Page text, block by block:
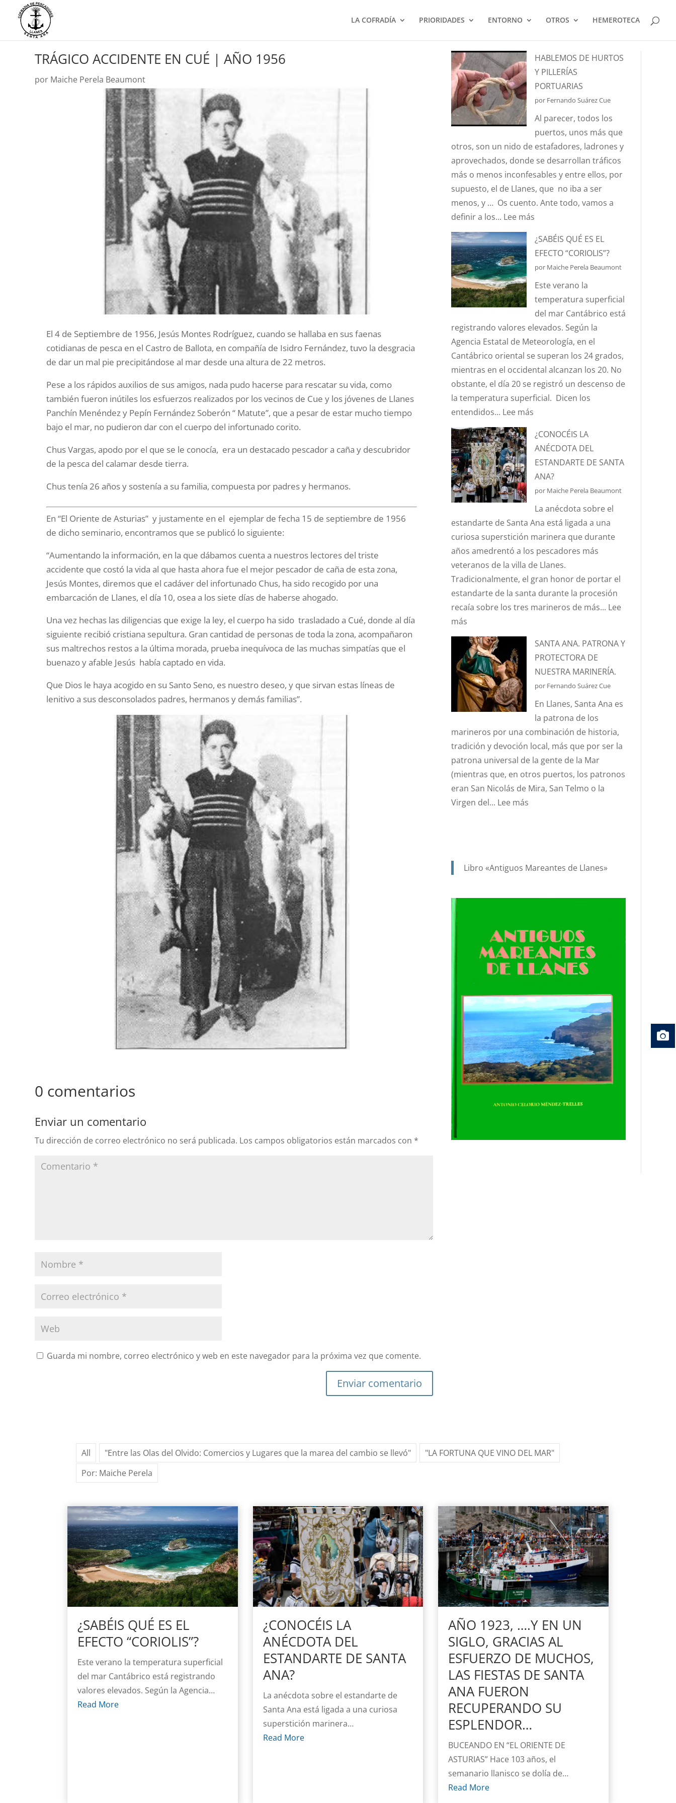
LA COFRADÍA PRIORIDADES ENTORNO OTROS HEMEROTECA
TRÁGICO ACCIDENTE EN CUÉ | AÑO 1956
por Maiche Perela Beaumont
El 4 de Septiembre de 1956, Jesús Montes Rodríguez, cuando se hallaba en sus faenas
cotidianas de pesca en el Castro de Ballota, en compañía de Isidro Fernández, tuvo la desgracia
de dar un mal pie precipitándose al mar desde una altura de 22 metros.
Pese a los rápidos auxilios de sus amigos, nada pudo hacerse para rescatar su vida, como
también fueron inútiles los esfuerzos realizados por los vecinos de Cue y los jóvenes de Llanes
Panchín Menéndez y Pepín Fernández Soberón “ Matute”, que a pesar de estar mucho tiempo
bajo el mar, no pudieron dar con el cuerpo del infortunado corito.
Chus Vargas, apodo por el que se le conocía, era un destacado pescador a caña y descubridor
de la pesca del calamar desde tierra.
Chus tenía 26 años y sostenía a su familia, compuesta por padres y hermanos.
En “El Oriente de Asturias” y justamente en el ejemplar de fecha 15 de septiembre de 1956
de dicho seminario, encontramos que se publicó lo siguiente:
“Aumentando la información, en la que dábamos cuenta a nuestros lectores del triste
accidente que costó la vida al que hasta ahora fue el mejor pescador de caña de esta zona,
Jesús Montes, diremos que el cadáver del infortunado Chus, ha sido recogido por una
embarcación de Llanes, el día 10, osea a los siete días de haberse ahogado.
Una vez hechas las diligencias que exige la ley, el cuerpo ha sido trasladado a Cué, donde al día
siguiente recibió cristiana sepultura. Gran cantidad de personas de toda la zona, acompañaron
sus maltrechos restos a la última morada, prueba inequívoca de las muchas simpatías que el
buenazo y afable Jesús había captado en vida.
Que Dios le haya acogido en su Santo Seno, es nuestro deseo, y que sirvan estas líneas de
lenitivo a sus desconsolados padres, hermanos y demás familias”.
0 comentarios
Enviar un comentario
Tu dirección de correo electrónico no será publicada. Los campos obligatorios están marcados con *
Guarda mi nombre, correo electrónico y web en este navegador para la próxima vez que comente.
Enviar comentario
HABLEMOS DE HURTOS
Y PILLERÍAS
PORTUARIAS
por Fernando Suárez Cue
Al parecer, todos los
puertos, unos más que
otros, son un nido de estafadores, ladrones y
aprovechados, donde se desarrollan tráficos
más o menos inconfesables y entre ellos, por
supuesto, el de Llanes, que no iba a ser
menos, y … Os cuento. Ante todo, vamos a
definir a los... Lee más
DE
HURTOS
Y
PILLERÍAS
PORTUARIAS
¿SABÉIS QUÉ ES EL
EFECTO “CORIOLIS”?
por Maiche Perela Beaumont
Este verano la
temperatura superficial
del mar Cantábrico está
registrando valores elevados. Según la
Agencia Estatal de Meteorología, en el
Cantábrico oriental se superan los 24 grados,
mientras en el occidental alcanzan los 20. No
obstante, el día 20 se registró un descenso de
la temperatura superficial. Dicen los
entendidos... Lee más
QUÉ
ES
EL
EFECTO
“CORIOLIS”?
¿CONOCÉIS LA
ANÉCDOTA DEL
ESTANDARTE DE SANTA
ANA?
por Maiche Perela Beaumont
La anécdota sobre el
estandarte de Santa Ana está ligada a una
curiosa superstición marinera que durante
años amedrentó a los pescadores más
veteranos de la villa de Llanes.
Tradicionalmente, el gran honor de portar el
estandarte de la santa durante la procesión
recaía sobre los tres marineros de más... Lee
más
¿CONOCÉIS
LA
ANÉCDOTA
DEL
ESTANDARTE
DE
ANA?
SANTA ANA. PATRONA Y
PROTECTORA DE
NUESTRA MARINERÍA.
por Fernando Suárez Cue
En Llanes, Santa Ana es
la patrona de los
marineros por una combinación de historia,
tradición y devoción local, más que por ser la
patrona universal de la gente de la Mar
(mientras que, en otros puertos, los patronos
eran San Nicolás de Mira, San Telmo o la
Virgen del... Lee más
PROTECTORA
NUESTRA
Libro «Antiguos Mareantes de Llanes»
All "Entre las Olas del Olvido: Comercios y Lugares que la marea del cambio se llevó"
"LA FORTUNA QUE VINO DEL MAR"
Por: Maiche Perela
¿SABÉIS QUÉ ES EL
EFECTO “CORIOLIS”?
Este verano la temperatura superficial
del mar Cantábrico está registrando
valores elevados. Según la Agencia…
Read More
¿CONOCÉIS LA
ANÉCDOTA DEL
ESTANDARTE DE SANTA
ANA?
La anécdota sobre el estandarte de
Santa Ana está ligada a una curiosa
superstición marinera…
Read More
AÑO 1923, ….Y EN UN
SIGLO, GRACIAS AL
ESFUERZO DE MUCHOS,
LAS FIESTAS DE SANTA
ANA FUERON
RECUPERANDO SU
ESPLENDOR…
BUCEANDO EN “EL ORIENTE DE
ASTURIAS” Hace 103 años, el
semanario llanisco se dolía de…
Read More